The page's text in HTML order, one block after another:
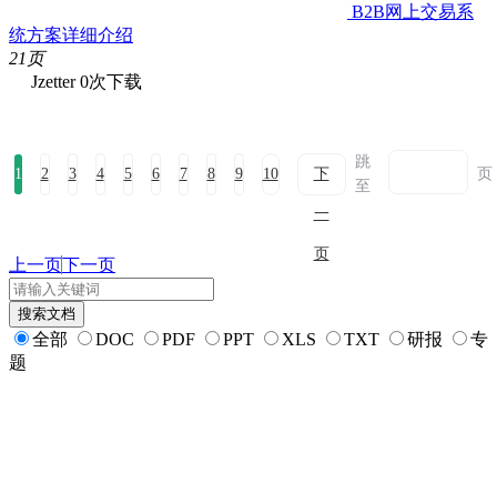
B2B网上交易系
统方案详细介绍
21页
Jzetter 0次下载
1 2 3 4 5 6 7 8 9 10 下
一
页
跳
至
页
上一页下一页
全部 DOC PDF PPT XLS TXT 研报
专
题